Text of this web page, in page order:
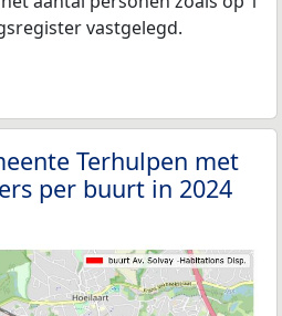
vastgelegd.
Terhulpen met
per buurt in 2024